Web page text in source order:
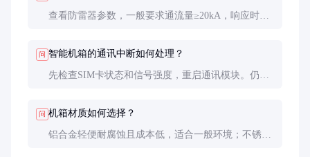
查看防雷器参数，一般要求通流量≥20kA，响应时间
问 智能机箱的通讯中断如何处理？
先检查SIM卡状态和信号强度，重启通讯模块。仍无
问 机箱材质如何选择？
铝合金轻便耐腐蚀且成本低，适合一般环境；不锈钢